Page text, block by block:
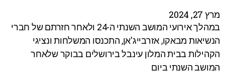
מרץ 27, 2024
במהלך אירועי המושב השנתי ה-24 ולאחר חזרתם של חברי
הנשיאות מבאקו, אזרבייג'אן, התכנסו המשלחות ונציגי
הקהילות בבית המלון עינבל בירושלים בבוקר שלאחר
המושב השנתי ביום